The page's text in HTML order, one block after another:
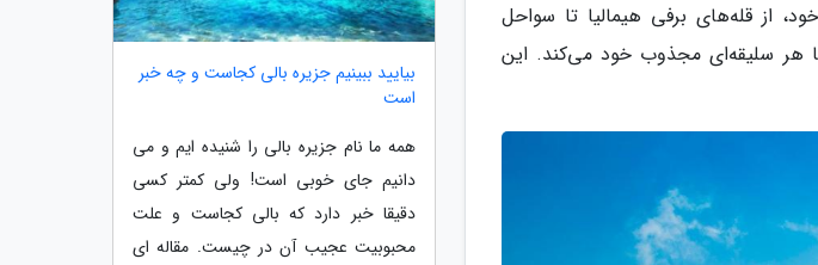
از قله‌های برفی هیمالیا تا سواحل
هر سلیقه‌ای مجذوب خود می‌کند. این
بیایید ببینیم جزیره بالی کجاست و چه خبر
است
همه ما نام جزیره بالی را شنیده ایم و می
دانیم جای خوبی است! ولی کمتر کسی
دقیقا خبر دارد که بالی کجاست و علت
محبوبیت عجیب آن در چیست. مقاله ای